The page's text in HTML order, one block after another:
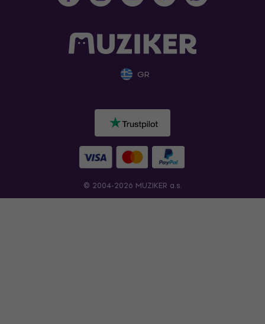
GR
© 2004-2026 MUZIKER a.s.